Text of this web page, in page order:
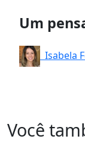
Um
Isabela
Você